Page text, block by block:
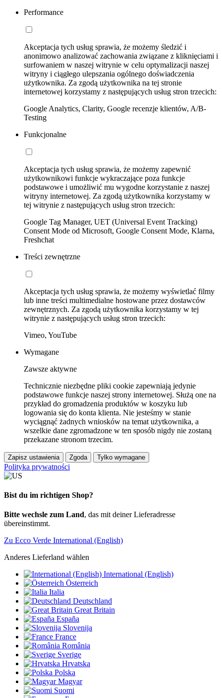
Performance
Akceptacja tych usług sprawia, że możemy śledzić i
anonimowo analizować zachowania związane z kliknięciami i
surfowaniem w naszej witrynie w celu optymalizacji naszej
witryny i ciągłego ulepszania ogólnego doświadczenia
użytkownika. Za zgodą użytkownika na tej stronie
internetowej korzystamy z następujących usług stron trzecich:
Google Analytics, Clarity, Google recenzje klientów, A/B-
Testing
Funkcjonalne
Akceptacja tych usług sprawia, że możemy zapewnić
użytkownikowi funkcje wykraczające poza funkcje
podstawowe i umożliwić mu wygodne korzystanie z naszej
witryny internetowej. Za zgodą użytkownika korzystamy w
tej witrynie z następujących usług stron trzecich:
Google Tag Manager, UET (Universal Event Tracking)
Consent Mode od Microsoft, Google Consent Mode, Klarna,
Freshchat
Treści zewnętrzne
Akceptacja tych usług sprawia, że możemy wyświetlać filmy
lub inne treści multimedialne hostowane przez dostawców
zewnętrznych. Za zgodą użytkownika korzystamy w tej
witrynie z następujących usług stron trzecich:
Vimeo, YouTube
Wymagane
Zawsze aktywne
Technicznie niezbędne pliki cookie zapewniają jedynie
podstawowe funkcje naszej strony internetowej. Służą one na
przykład do gromadzenia produktów w koszyku lub
logowania się do konta klienta. Nie jesteśmy w stanie
wyciągnąć żadnych wniosków na temat użytkownika, a
wszelkie dane zgromadzone w ten sposób nigdy nie zostaną
przekazane stronom trzecim.
Zapisz ustawienia Zgoda Tylko wymagane
Polityka prywatności
Bist du im richtigen Shop?
Bitte wechsle zum Land, das mit deiner Lieferadresse
übereinstimmt.
Zu Ecco Verde International (English)
Anderes Lieferland wählen
International (English)
Österreich
Italia
Deutschland
Great Britain
España
Slovenija
France
România
Sverige
Hrvatska
Polska
Magyar
Suomi